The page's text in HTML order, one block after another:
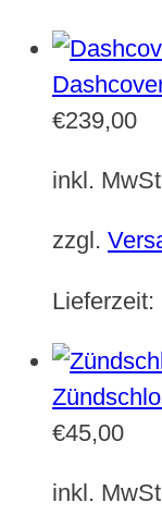
€239,00
inkl.
zzgl.
Lieferzeit:
€45,00
inkl.